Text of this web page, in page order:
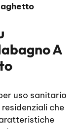
A
uso sanitario
che